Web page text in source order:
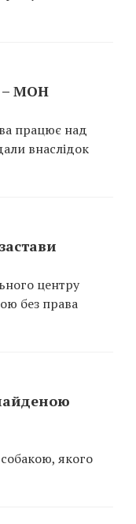
– МОН
працює над
внаслідок
центру
без права
якого